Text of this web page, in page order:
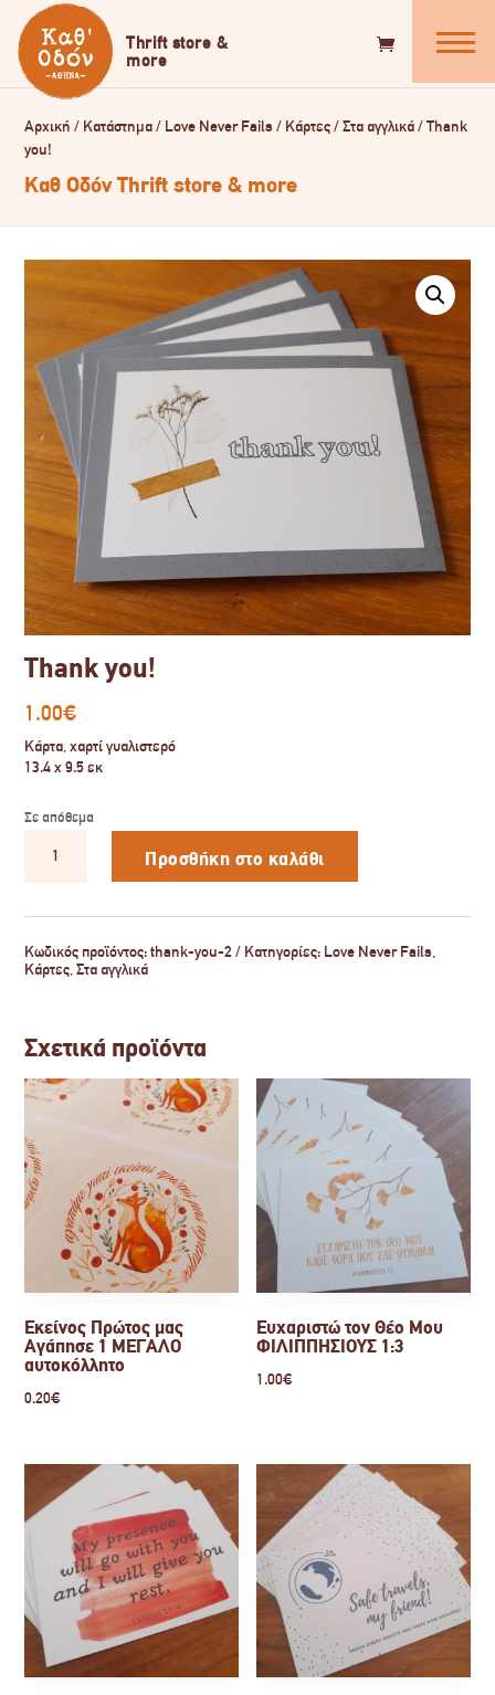
Αρχική / Κατάστημα/ Love Never Fails/ Κάρτες/Στα αγγλικά/Thank
you!
Καθ Οδόν Thrift store & more
Thank you!
1.00€
Κάρτα, χαρτί γυαλιστερό
13.4 x 9.5 εκ
Σε απόθεμα
you!
Προσθήκη στο καλάθι
Κωδικός προϊόντος:thank-you-2 Κατηγορίες: Love Never Fails,
Κάρτες,Στα αγγλικά
Σχετικά προϊόντα
Εκείνος Πρώτος μας
Αγάπησε 1 ΜΕΓΑΛΟ
αυτοκόλλητο
0.20€
Ευχαριστώ τον Θέο Μου
ΦΙΛΙΠΠΗΣΙΟΥΣ 1:3
1.00€